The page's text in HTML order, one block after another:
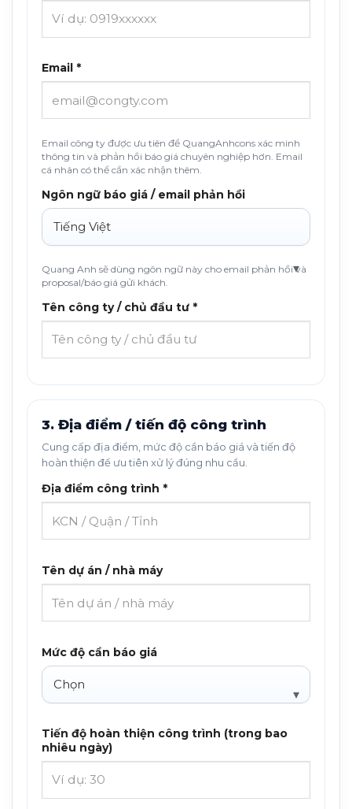
Email *
Email công ty được ưu tiên để QuangAnhcons xác minh
thông tin và phản hồi báo giá chuyên nghiệp hơn. Email
cá nhân có thể cần xác nhận thêm.
Ngôn ngữ báo giá / email phản hồi
Quang Anh sẽ dùng ngôn ngữ này cho email phản hồi và
proposal/báo giá gửi khách.
Tên công ty / chủ đầu tư *
3. Địa điểm / tiến độ công trình
Cung cấp địa điểm, mức độ cần báo giá và tiến độ
hoàn thiện để ưu tiên xử lý đúng nhu cầu.
Địa điểm công trình *
Tên dự án / nhà máy
Mức độ cần báo giá
Tiến độ hoàn thiện công trình (trong bao
nhiêu ngày)